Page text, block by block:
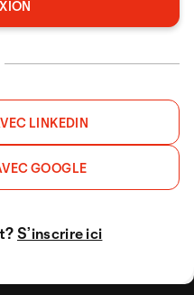
LINKEDIN
GOOGLE
S’inscrire ici